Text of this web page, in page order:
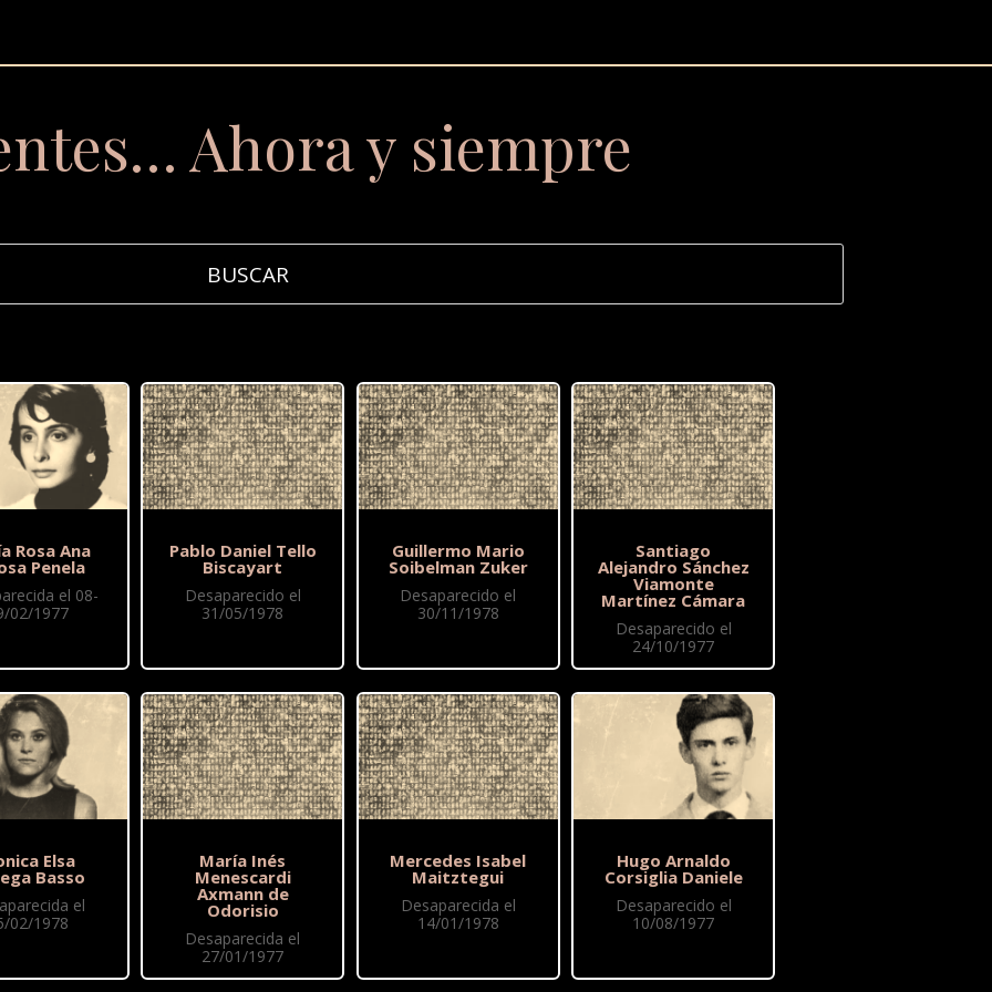
Ahora y siempre
Rosa Ana
Penela
el 08-
02/1977
Elsa
Basso
el
02/1978
Pablo Daniel Tello
Biscayart
Desaparecido el
31/05/1978
María Inés
Menescardi
Axmann de
Odorisio
Desaparecida el
27/01/1977
Guillermo Mario
Soibelman Zuker
Desaparecido el
30/11/1978
Mercedes Isabel
Maitztegui
Desaparecida el
14/01/1978
Santiago
Alejandro Sánchez
Viamonte
Martínez Cámara
Desaparecido el
24/10/1977
Hugo Arnaldo
Corsiglia Daniele
Desaparecido el
10/08/1977